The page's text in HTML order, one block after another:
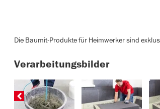
Die Baumit-Produkte für Heimwerker sind
Verarbeitungsbilder